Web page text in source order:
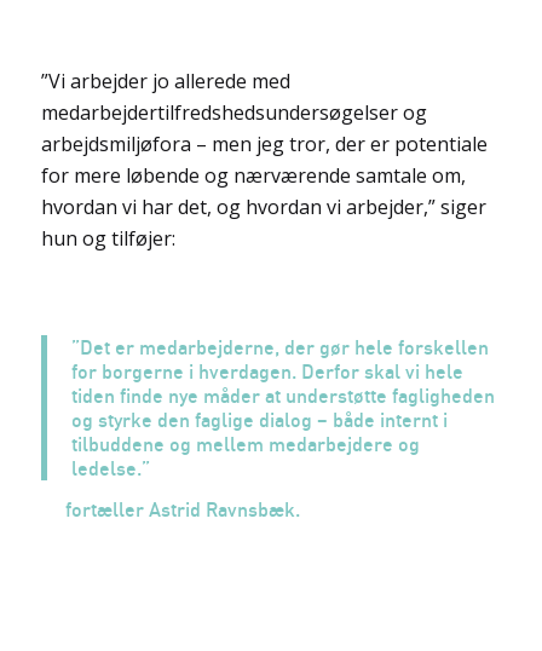
”Vi arbejder jo allerede med
medarbejdertilfredshedsundersøgelser og
arbejdsmiljøfora – men jeg tror, der er potentiale
for mere løbende og nærværende samtale om,
hvordan vi har det, og hvordan vi arbejder,” siger
hun og tilføjer:
”Det er medarbejderne, der gør hele forskellen
for borgerne i hverdagen. Derfor skal vi hele
tiden finde nye måder at understøtte fagligheden
og styrke den faglige dialog – både internt i
tilbuddene og mellem medarbejdere og
ledelse.”
fortæller Astrid Ravnsbæk.